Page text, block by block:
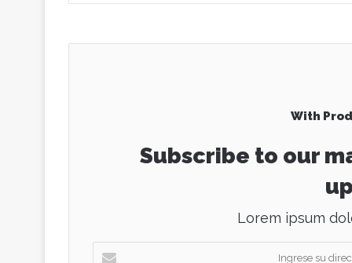
With
Subscribe to our
Lorem ipsum